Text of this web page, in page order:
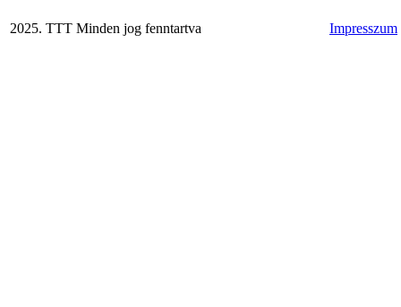
2025. TTT Minden jog fenntartva Impresszum